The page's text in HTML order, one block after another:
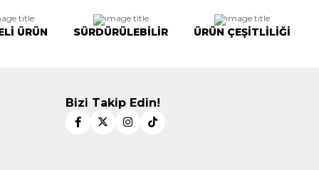
ÜRÜN SÜRDÜRÜLEBİLİR ÜRÜN ÇEŞİTLİLİĞİ
Bizi Takip Edin!